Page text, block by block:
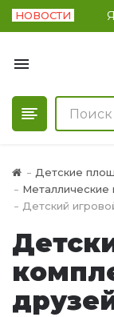
НОВОСТИ
Детские
Металлические
Детский